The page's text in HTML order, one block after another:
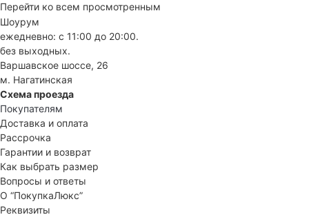
Перейти ко всем просмотренным
Шоурум
ежедневно: с 11:00 до 20:00.
без выходных.
Варшавское шоссе, 26
м. Нагатинская
Схема проезда
Покупателям
Доставка и оплата
Рассрочка
Гарантии и возврат
Как выбрать размер
Вопросы и ответы
О “ПокупкаЛюкс”
Реквизиты